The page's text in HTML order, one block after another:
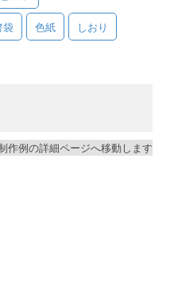
袋 色紙 しおり
作例の詳細ページへ移動します